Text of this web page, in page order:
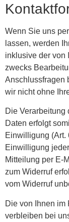
Wenn Sie uns
lassen, werden
inklusive der von
zwecks
Anschlussfragen
wir nicht ohne
Die Verarbeitung
Daten erfolgt
Einwilligung (Art.
Einwilligung
Mitteilung per E-
zum Widerruf
vom Widerruf
Die von Ihnen im
verbleiben bei